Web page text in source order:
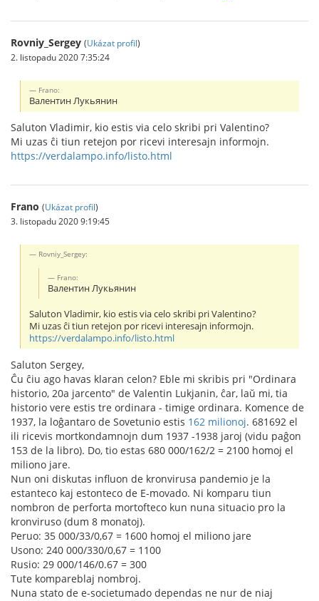
Rovniy_Sergey (Ukázat profil)
2. listopadu 2020 7:35:24
Frano:
Валентин Лукьянин
Saluton Vladimir, kio estis via celo skribi pri Valentino?
Mi uzas ĉi tiun retejon por ricevi interesajn informojn.
https://verdalampo.info/listo.html
Frano (Ukázat profil)
3. listopadu 2020 9:19:45
Rovniy_Sergey:
Frano:
Валентин Лукьянин
Saluton Vladimir, kio estis via celo skribi pri Valentino?
Mi uzas ĉi tiun retejon por ricevi interesajn informojn.
https://verdalampo.info/listo.html
Saluton Sergey,
Ĉu ĉiu ago havas klaran celon? Eble mi skribis pri "Ordinara
historio, 20a jarcento" de Valentin Lukjanin, ĉar, laŭ mi, tia
historio vere estis tre ordinara - timige ordinara. Komence de
1937, la loĝantaro de Sovetunio estis 162 milionoj. 681692 el
ili ricevis mortkondamnojn dum 1937 -1938 jaroj (vidu paĝon
153 de la libro). Do, tio estas 680 000/162/2 = 2100 homoj el
miliono jare.
Nun oni diskutas influon de kronvirusa pandemio je la
estanteco kaj estonteco de E-movado. Ni komparu tiun
nombron de perforta mortofteco kun nuna situacio pro la
kronviruso (dum 8 monatoj).
Peruo: 35 000/33/0,67 = 1600 homoj el miliono jare
Usono: 240 000/330/0,67 = 1100
Rusio: 29 000/146/0.67 = 300
Tute kompareblaj nombroj.
Nuna stato de e-societumado dependas ne nur de niaj